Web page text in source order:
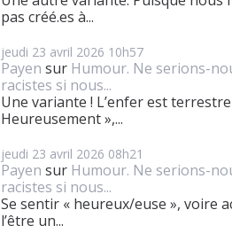
pas créé.es à...
jeudi 23 avril 2026 10h57
Payen sur Humour. Ne serions-
racistes si nous...
Une variante ! L’enfer est terrestre
Heureusement »,...
jeudi 23 avril 2026 08h21
Payen sur Humour. Ne serions-
racistes si nous...
Se sentir « heureux/euse », voire
l’être un...